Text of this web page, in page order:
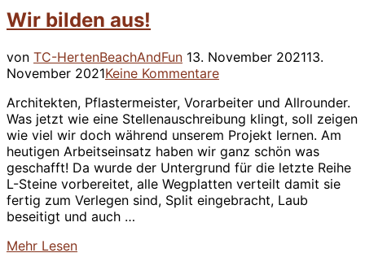
Wir bilden aus!
von TC-HertenBeachAndFunVeröffentlicht
am
13. November 202113.
November 2021Keine Kommentare
Architekten, Pflastermeister, Vorarbeiter und Allrounder.
Was jetzt wie eine Stellenauschreibung klingt, soll zeigen
wie viel wir doch während unserem Projekt lernen. Am
heutigen Arbeitseinsatz haben wir ganz schön was
geschafft! Da wurde der Untergrund für die letzte Reihe
L-Steine vorbereitet, alle Wegplatten verteilt damit sie
fertig zum Verlegen sind, Split eingebracht, Laub
beseitigt und auch …
Mehr über
Lesen